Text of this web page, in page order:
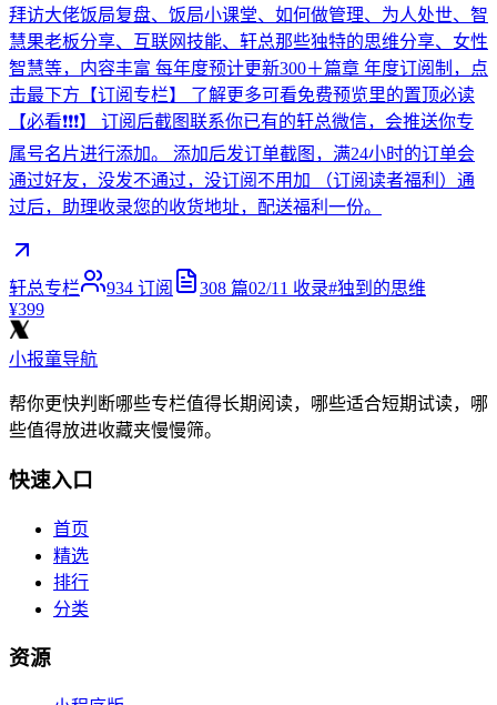
拜访大佬饭局复盘、饭局小课堂、如何做管理、为人处世、智
慧果老板分享、互联网技能、轩总那些独特的思维分享、女性
智慧等，内容丰富 每年度预计更新300＋篇章 年度订阅制，点
击最下方【订阅专栏】 了解更多可看免费预览里的置顶必读
【必看❗️❗️❗️】 订阅后截图联系你已有的轩总微信，会推送你专
属号名片进行添加。 添加后发订单截图，满24小时的订单会
通过好友，没发不通过，没订阅不用加 （订阅读者福利）通
过后，助理收录您的收货地址，配送福利一份。
轩总专栏 934 订阅 308 篇02/11 收录#独到的思维
¥399
小报童导航
帮你更快判断哪些专栏值得长期阅读，哪些适合短期试读，哪
些值得放进收藏夹慢慢筛。
快速入口
首页
精选
排行
分类
资源